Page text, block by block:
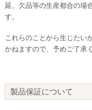
延、欠品等の生産都合の場
す。
これらのことから生じたい
かねますので、予めご了承
製品保証について